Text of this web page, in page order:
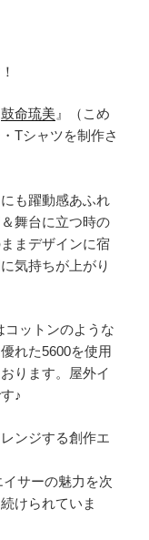
鼓命琉美 』（こめ
Tシャツを制作さ
も躍動感あふれ
舞台に立つ時の
まデザインに宿
気持ちが上がり
コットンのような
れた5600を使用
ります。屋外イ
♪
ンジする創作エ
サーの魅力を次
けられていま